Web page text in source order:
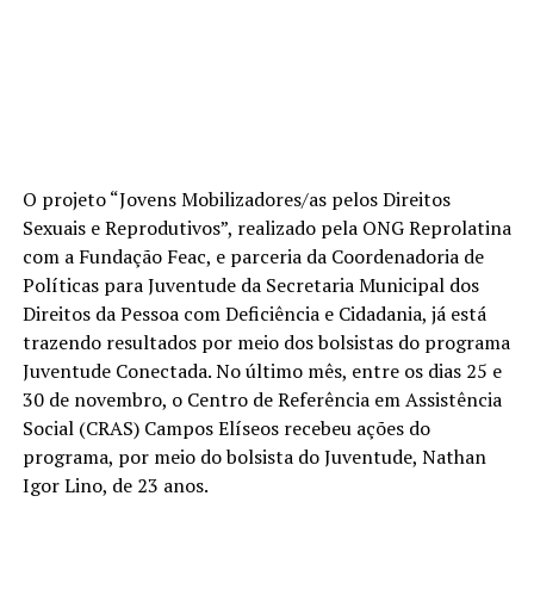
O projeto “Jovens Mobilizadores/as pelos Direitos
Sexuais e Reprodutivos”, realizado pela ONG Reprolatina
com a Fundação Feac, e parceria da Coordenadoria de
Políticas para Juventude da Secretaria Municipal dos
Direitos da Pessoa com Deficiência e Cidadania, já está
trazendo resultados por meio dos bolsistas do programa
Juventude Conectada. No último mês, entre os dias 25 e
30 de novembro, o Centro de Referência em Assistência
Social (CRAS) Campos Elíseos recebeu ações do
programa, por meio do bolsista do Juventude, Nathan
Igor Lino, de 23 anos.